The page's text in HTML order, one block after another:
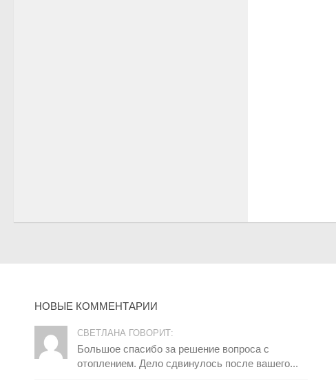
НОВЫЕ КОММЕНТАРИИ
СВЕТЛАНА ГОВОРИТ:
Большое спасибо за решение вопроса с
отоплением. Дело сдвинулось после вашего...